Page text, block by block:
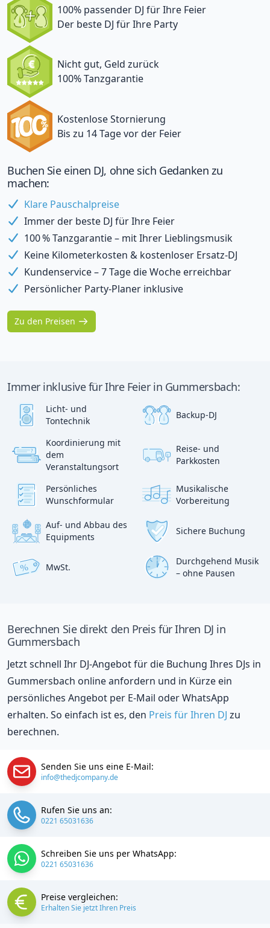
100% passender DJ für Ihre Feier
Der beste DJ für Ihre Party
Nicht gut, Geld zurück
100% Tanzgarantie
Kostenlose Stornierung
Bis zu 14 Tage vor der Feier
Buchen Sie einen DJ, ohne sich Gedanken zu
machen:
Klare Pauschalpreise
Immer der beste DJ für Ihre Feier
100 % Tanzgarantie – mit Ihrer Lieblingsmusik
Keine Kilometerkosten & kostenloser Ersatz-DJ
Kundenservice – 7 Tage die Woche erreichbar
Persönlicher Party-Planer inklusive
Zu den Preisen
Immer inklusive für Ihre Feier in Gummersbach:
Licht- und
Tontechnik
Backup-DJ
?
:)
Koordinierung mit
dem
Veranstaltungsort
p
Reise- und
Parkkosten
Persönliches
Wunschformular
Musikalische
Vorbereitung
Auf- und Abbau des
Equipments
Sichere Buchung
% MwSt.
Durchgehend Musik
– ohne Pausen
Berechnen Sie direkt den Preis für Ihren DJ in
Gummersbach
Jetzt schnell Ihr DJ-Angebot für die Buchung Ihres DJs in
Gummersbach online anfordern und in Kürze ein
persönliches Angebot per E-Mail oder WhatsApp
erhalten. So einfach ist es, den Preis für Ihren DJ zu
berechnen.
Senden Sie uns eine E-Mail:
info@thedjcompany.de
Rufen Sie uns an:
0221 65031636
Schreiben Sie uns per WhatsApp:
0221 65031636
Preise vergleichen:
Erhalten Sie jetzt Ihren Preis